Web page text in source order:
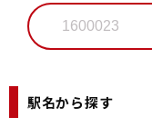
駅名から探す